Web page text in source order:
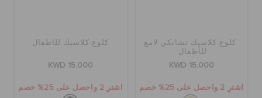
كلوغ كلاسيك تشانكي لامغ
للأطفال
KWD 15.000
اشترِ 2 واحصل على 25% خصم
كلوغ كلاسيك للأطفال
KWD 15.000
اشترِ 2 واحصل على 25% خصم